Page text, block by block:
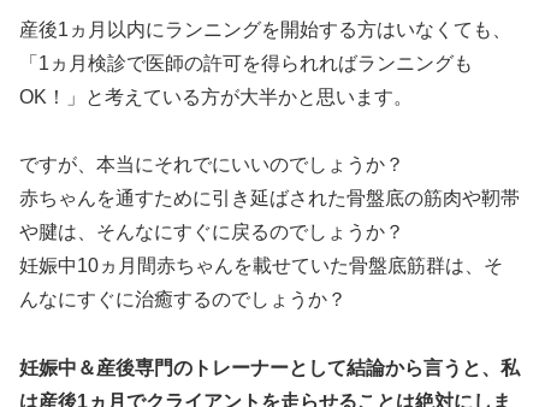
産後1ヵ月以内にランニングを開始する方はいなくても、
「1ヵ月検診で医師の許可を得られればランニングも
OK！」と考えている方が大半かと思います。
ですが、本当にそれでにいいのでしょうか？
赤ちゃんを通すために引き延ばされた骨盤底の筋肉や靭帯
や腱は、そんなにすぐに戻るのでしょうか？
妊娠中10ヵ月間赤ちゃんを載せていた骨盤底筋群は、そ
んなにすぐに治癒するのでしょうか？
妊娠中＆産後専門のトレーナーとして結論から言うと、私
は産後1ヵ月でクライアントを走らせることは絶対にしま